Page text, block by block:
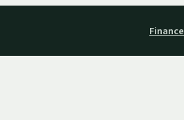
Finance